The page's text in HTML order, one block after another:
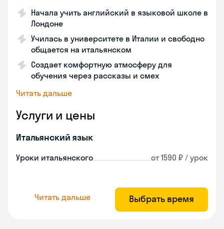
Начала учить английский в языковой школе в
Лондоне
Училась в университете в Италии и свободно
общается на итальянском
Создает комфортную атмосферу для
обучения через рассказы и смех
Читать дальше
Услуги и цены
Итальянский язык
Уроки итальянского от 1590 ₽ / урок
Читать дальше Выбрать время